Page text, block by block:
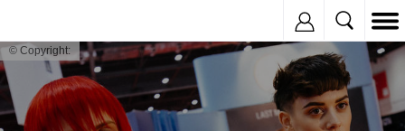
© Copyright: